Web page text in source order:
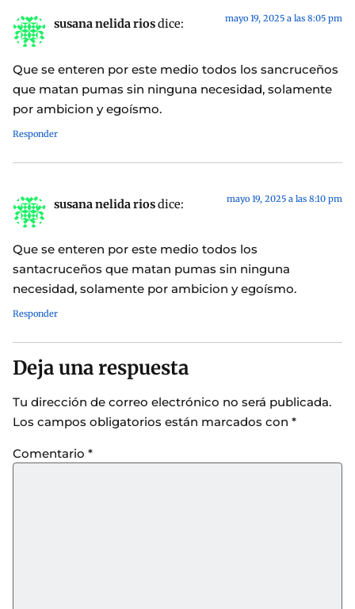
susana nelida riosdice: mayo 19, 2025 a las 8:05 pm
Que se enteren por este medio todos los sancruceños
que matan pumas sin ninguna necesidad, solamente
por ambicion y egoísmo.
Responder
susana nelida riosdice: mayo 19, 2025 a las 8:10 pm
Que se enteren por este medio todos los
santacruceños que matan pumas sin ninguna
necesidad, solamente por ambicion y egoísmo.
Responder
Deja una respuesta
Tu dirección de correo electrónico no será publicada.
Los campos obligatorios están marcados con *
Comentario *